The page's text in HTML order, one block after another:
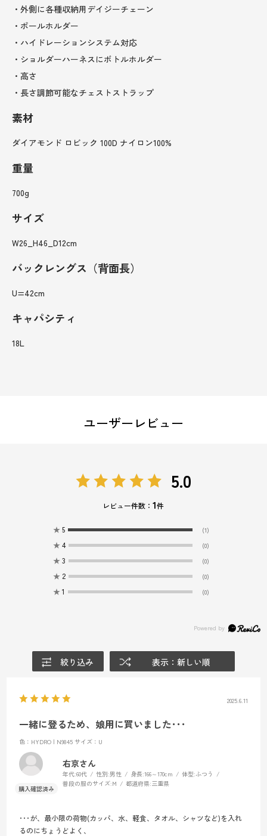
・外側に各種収納用デイジーチェーン
・ポールホルダー
・ハイドレーションシステム対応
・ショルダーハーネスにボトルホルダー
・高さ
・長さ調節可能なチェストストラップ
素材
ダイアモンド ロビック 100D ナイロン100%
重量
700g
サイズ
W26_H46_D12cm
バックレングス（背面長）
U=42cm
キャパシティ
18L
ユーザーレビュー
5.0
レビュー件数：1件
★ 5 (1)
★ 4 (0)
★ 3 (0)
★ 2 (0)
★ 1 (0)
絞り込み 表示：新しい順
2025.6.11
一緒に登るため、娘用に買いました･･･
色：HYDRO | N9845 サイズ：U
右京さん
年代:60代 性別:男性 身長:166～170cm 体型:ふつう
普段の服のサイズ:M 都道府県:三重県
･･･が、最小限の荷物(カッパ、水、軽食、タオル、シャツなど)を入れ
るのにちょうどよく、